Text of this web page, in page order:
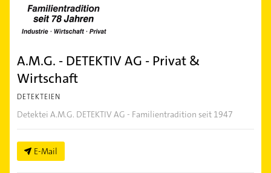
A.M.G. - DETEKTIV AG - Privat &
Wirtschaft
DETEKTEIEN
Detektei A.M.G. DETEKTIV AG - Familientradition seit 1947
E-Mail